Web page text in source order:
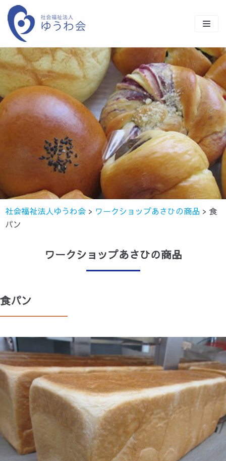
コ
ン
テ
ン
ツ
に
ス
キ
ッ
TOP
ゆうわ会とは
事業紹介
障害福祉事業一覧
ながさきワークビレッジ
サンビレッジ
ワークステーションすばる
ワークショップあさひA
ウインド
わかぎホーム・わかばホーム
ホームヘルプサン
かなで
さち風
保育事業
さくら保育園
もとお保育園
貸出施設のご案内
地域貢献事業
公益事業
施設商品の紹介
ながさきワークビレッジ
ワークショップあさひ
ワークステーションすばる
クラブ活動
採用情報
お知らせ
社会福祉法人ゆうわ会 > ワークショップあさひの商品 > 食
パン
ワークショップあさひの商品
食パン